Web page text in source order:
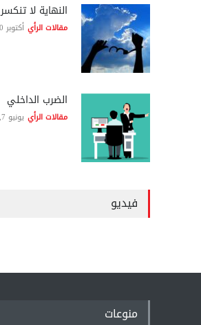
النهاية لا تنكسر
مقالات الرأي أكتوبر 30, 2021
الضرب الداخلي
مقالات الرأي يونيو 7, 2022
فيديو
منوعات